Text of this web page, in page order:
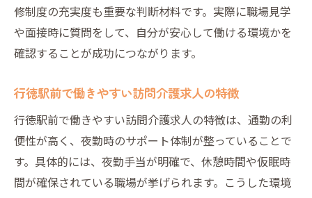
修制度の充実度も重要な判断材料です。実際に職場見学
や面接時に質問をして、自分が安心して働ける環境かを
確認することが成功につながります。
行徳駅前で働きやすい訪問介護求人の特徴
行徳駅前で働きやすい訪問介護求人の特徴は、通勤の利
便性が高く、夜勤時のサポート体制が整っていることで
す。具体的には、夜勤手当が明確で、休憩時間や仮眠時
間が確保されている職場が挙げられます。こうした環境